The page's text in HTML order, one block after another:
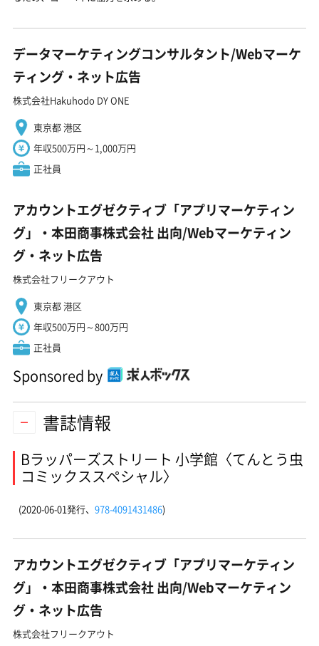
データマーケティングコンサルタント/Webマーケ
ティング・ネット広告
株式会社Hakuhodo DY ONE
東京都 港区
年収500万円～1,000万円
正社員
アカウントエグゼクティブ「アプリマーケティン
グ」・本田商事株式会社 出向/Webマーケティン
グ・ネット広告
株式会社フリークアウト
東京都 港区
年収500万円～800万円
正社員
Sponsored by
書誌情報
Bラッパーズストリート 小学館〈てんとう虫
コミックススペシャル〉
(2020-06-01発行、 978-4091431486)
アカウントエグゼクティブ「アプリマーケティン
グ」・本田商事株式会社 出向/Webマーケティン
グ・ネット広告
株式会社フリークアウト